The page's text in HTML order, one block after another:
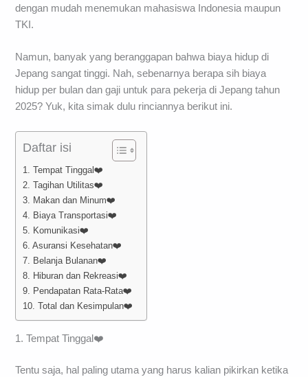
dengan mudah menemukan mahasiswa Indonesia maupun
TKI.
Namun, banyak yang beranggapan bahwa biaya hidup di
Jepang sangat tinggi. Nah, sebenarnya berapa sih biaya
hidup per bulan dan gaji untuk para pekerja di Jepang tahun
2025? Yuk, kita simak dulu rinciannya berikut ini.
Daftar isi
1. Tempat Tinggal❤️
2. Tagihan Utilitas❤️
3. Makan dan Minum❤️
4. Biaya Transportasi❤️
5. Komunikasi❤️
6. Asuransi Kesehatan❤️
7. Belanja Bulanan❤️
8. Hiburan dan Rekreasi❤️
9. Pendapatan Rata-Rata❤️
10. Total dan Kesimpulan❤️
1. Tempat Tinggal❤️
Tentu saja, hal paling utama yang harus kalian pikirkan ketika